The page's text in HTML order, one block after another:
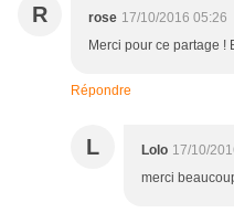
R rose 17/10/2016 05:26
Merci pour ce partage !
Répondre
L Lolo 17/10/
merci